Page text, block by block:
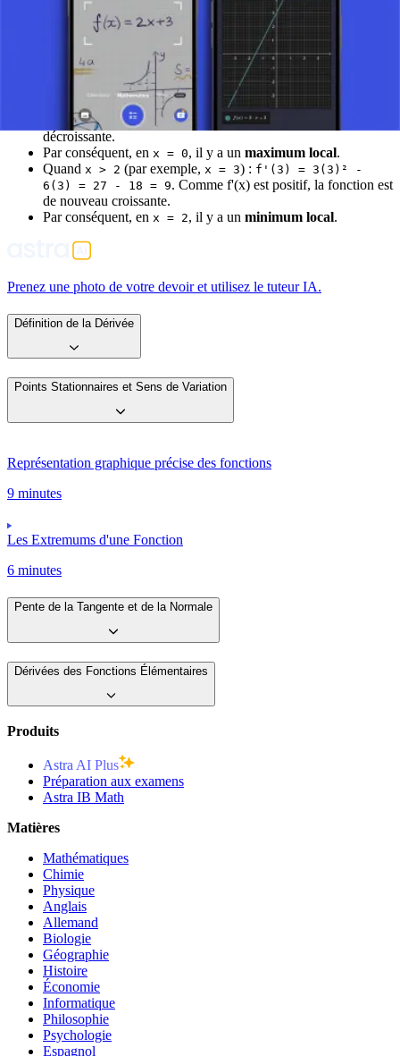
Nous examinons le signe de f'(x) pour des valeurs inférieures,
comprises entre, et supérieures aux points critiques :
Quand
(par exemple, x = -1) :f'(-1) = 3(-1)² -
6(-1) = 3 + 6 = 9
. Comme f'(x) est positif, la fonction est
0 < x < 2 (par exemple,
6(1) = 3 - 6 = -3
. Comme f'(x) est négatif, la fonction est
décroissante.
Par conséquent, en x = 0, il y a un maximum local.
Quand x > 2 (par exemple, x = 3) : f'(3) = 3(3)² -
6(3) = 27 - 18 = 9. Comme f'(x) est positif, la fonction est
de nouveau croissante.
Par conséquent, en x = 2, il y a un minimum local.
Prenez une photo de votre devoir et utilisez le tuteur IA.
Définition de la Dérivée
Points Stationnaires et Sens de Variation
Représentation graphique précise des fonctions
9 minutes
Les Extremums d'une Fonction
6 minutes
Pente de la Tangente et de la Normale
Dérivées des Fonctions Élémentaires
Produits
Astra AI Plus
Préparation aux examens
Astra IB Math
Matières
Mathématiques
Chimie
Physique
Anglais
Allemand
Biologie
Géographie
Histoire
Économie
Informatique
Philosophie
Psychologie
Espagnol